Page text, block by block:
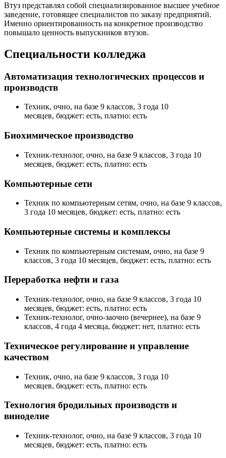
Втуз представлял собой специализированное высшее учебное
заведение, готовящее специалистов по заказу предприятий.
Именно ориентированность на конкретное производство
повышало ценность выпускников втузов.
Специальности колледжа
Автоматизация технологических процессов и
производств
Техник, очно, на базе 9 классов, 3 года 10
месяцев, бюджет: есть, платно: есть
Биохимическое производство
Техник-технолог, очно, на базе 9 классов, 3 года 10
месяцев, бюджет: есть, платно: есть
Компьютерные сети
Техник по компьютерным сетям, очно, на базе 9 классов,
3 года 10 месяцев, бюджет: есть, платно: есть
Компьютерные системы и комплексы
Техник по компьютерным системам, очно, на базе 9
классов, 3 года 10 месяцев, бюджет: есть, платно: есть
Переработка нефти и газа
Техник-технолог, очно, на базе 9 классов, 3 года 10
месяцев, бюджет: есть, платно: есть
Техник-технолог, очно-заочно (вечернее), на базе 9
классов, 4 года 4 месяца, бюджет: нет, платно: есть
Техническое регулирование и управление
качеством
Техник, очно, на базе 9 классов, 3 года 10
месяцев, бюджет: есть, платно: есть
Технология бродильных производств и
виноделие
Техник-технолог, очно, на базе 9 классов, 3 года 10
месяцев, бюджет: есть, платно: есть